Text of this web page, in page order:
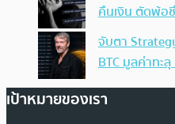
คืนเงิน ตัดพ้อ
จับตา
BTC มูลค่าทะ
เป้าหมายของเรา